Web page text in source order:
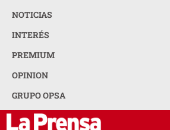
NOTICIAS
INTERÉS
PREMIUM
OPINION
GRUPO OPSA